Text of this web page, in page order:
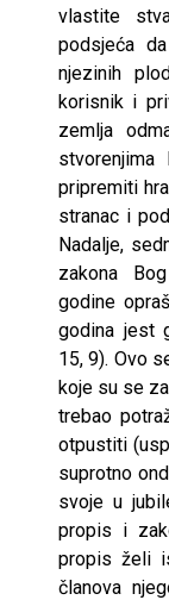
vlastite
podsjeća
njezinih
korisnik i
zemlja
pripremiti
stranac i
Nadalje,
zakona
godine
godina jest
15, 9). Ovo
koje su se
trebao
otpustiti
suprotno
svoje u
propis i
propis želi
članova